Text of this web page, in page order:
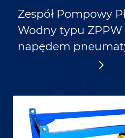
Zespół Pompowy
Wodny typu ZPPW
napędem